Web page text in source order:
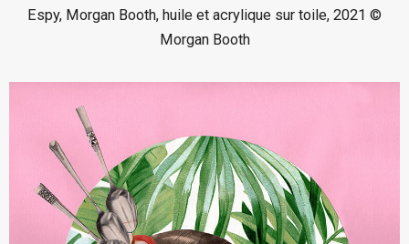
Espy, Morgan Booth, huile et acrylique sur toile, 2021 ©
Morgan Booth